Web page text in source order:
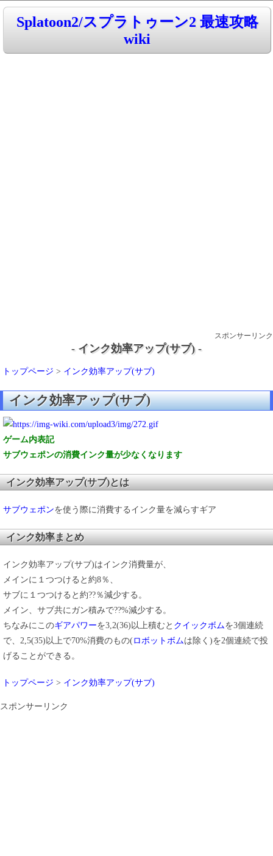
Splatoon2/スプラトゥーン2 最速攻略
wiki
スポンサーリンク
- インク効率アップ(サブ) -
トップページ > インク効率アップ(サブ)
インク効率アップ(サブ)
ゲーム内表記
サブウェポンの消費インク量が少なくなります
インク効率アップ(サブ)とは
サブウェポンを使う際に消費するインク量を減らすギア
インク効率まとめ
インク効率アップ(サブ)はインク消費量が、
メインに１つつけると約8％、
サブに１つつけると約??％減少する。
メイン、サブ共にガン積みで??%減少する。
ちなみにこのギアパワーを3,2(36)以上積むと クイックボムを3個連続
で、2,5(35)以上で70%消費のもの(ロボットボムは除く)を2個連続で投
げることができる。
トップページ > インク効率アップ(サブ)
スポンサーリンク